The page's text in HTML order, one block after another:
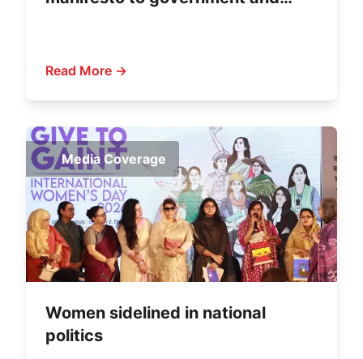
Read More →
Media Coverage
Women sidelined in national
politics